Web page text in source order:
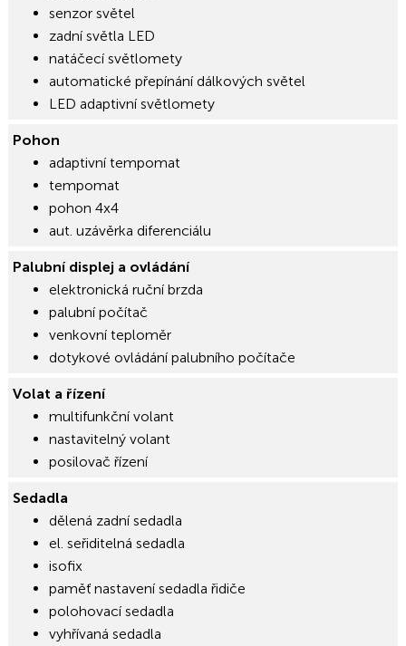
senzor světel
zadní světla LED
natáčecí světlomety
automatické přepínání dálkových světel
LED adaptivní světlomety
Pohon
adaptivní tempomat
tempomat
pohon 4x4
aut. uzávěrka diferenciálu
Palubní displej a ovládání
elektronická ruční brzda
palubní počítač
venkovní teploměr
dotykové ovládání palubního počítače
Volat a řízení
multifunkční volant
nastavitelný volant
posilovač řízení
Sedadla
dělená zadní sedadla
el. seřiditelná sedadla
isofix
paměť nastavení sedadla řidiče
polohovací sedadla
vyhřívaná sedadla